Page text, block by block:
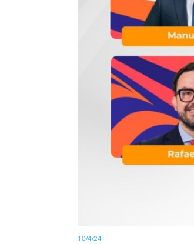
10/4/24